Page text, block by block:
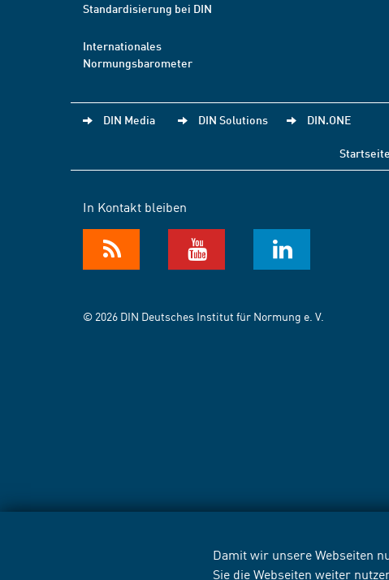
Damit wir unsere Webseiten
Sie die Webseiten weiter
Standardisierung bei DIN
Internationales
Normungsbarometer
DIN Media DIN Solutions DIN.ONE
Startseite
In Kontakt bleiben
© 2026 DIN Deutsches Institut für Normung e. V.